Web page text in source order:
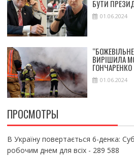
БУТИ
01.06.2024
ВИРІШИЛА
ГОНЧАРЕНКО
01.06.2024
ПРОСМОТРЫ
В Україну повертається 6-денка:
робочим днем для всіх- 289 588